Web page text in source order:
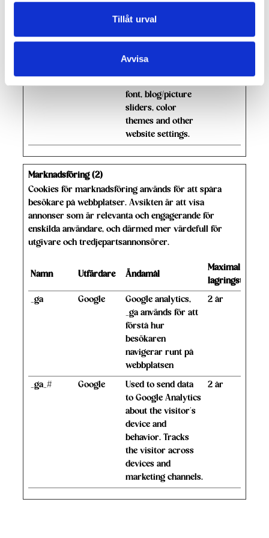
Tillåt urval
Avvisa
ettingsSup
mejerierka of a bundle of
cookies which
of content delivery
and presentation.
font, blog/picture
sliders, color
themes and other
website settings.
Marknadsföring (2)
Cookies för marknadsföring används för att spåra
besökare på webbplatser. Avsikten är att visa
annonser som är relevanta och engagerande för
enskilda användare, och därmed mer värdefull för
utgivare och tredjepartsannonsörer.
Namn Utfärdare Ändamål
Maximal
lagringstid
_ga Google
Google analytics,
_ga används för att
förstå hur
besökaren
navigerar runt på
webbplatsen
2 år
_ga_# Google
Used to send data
to Google Analytics
about the visitor's
device and
behavior. Tracks
the visitor across
devices and
marketing channels.
2 år